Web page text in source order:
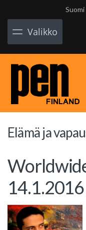
Suomi
Valikko
Elämä ja